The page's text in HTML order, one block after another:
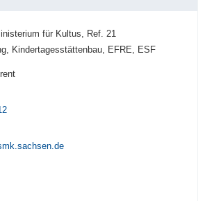
für Kultus, Ref. 21
Kindertagesstättenbau, EFRE, ESF